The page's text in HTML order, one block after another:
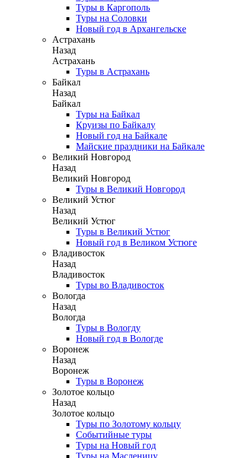
Туры в Каргополь
Туры на Соловки
Новый год в Архангельске
Астрахань
Назад
Астрахань
Туры в Астрахань
Байкал
Назад
Байкал
Туры на Байкал
Круизы по Байкалу
Новый год на Байкале
Майские праздники на Байкале
Великий Новгород
Назад
Великий Новгород
Туры в Великий Новгород
Великий Устюг
Назад
Великий Устюг
Туры в Великий Устюг
Новый год в Великом Устюге
Владивосток
Назад
Владивосток
Туры во Владивосток
Вологда
Назад
Вологда
Туры в Вологду
Новый год в Вологде
Воронеж
Назад
Воронеж
Туры в Воронеж
Золотое кольцо
Назад
Золотое кольцо
Туры по Золотому кольцу
Событийные туры
Туры на Новый год
Туры на Масленицу